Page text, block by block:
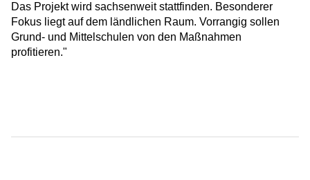
Das Projekt wird sachsenweit stattfinden. Besonderer
Fokus liegt auf dem ländlichen Raum. Vorrangig sollen
Grund- und Mittelschulen von den Maßnahmen
profitieren."